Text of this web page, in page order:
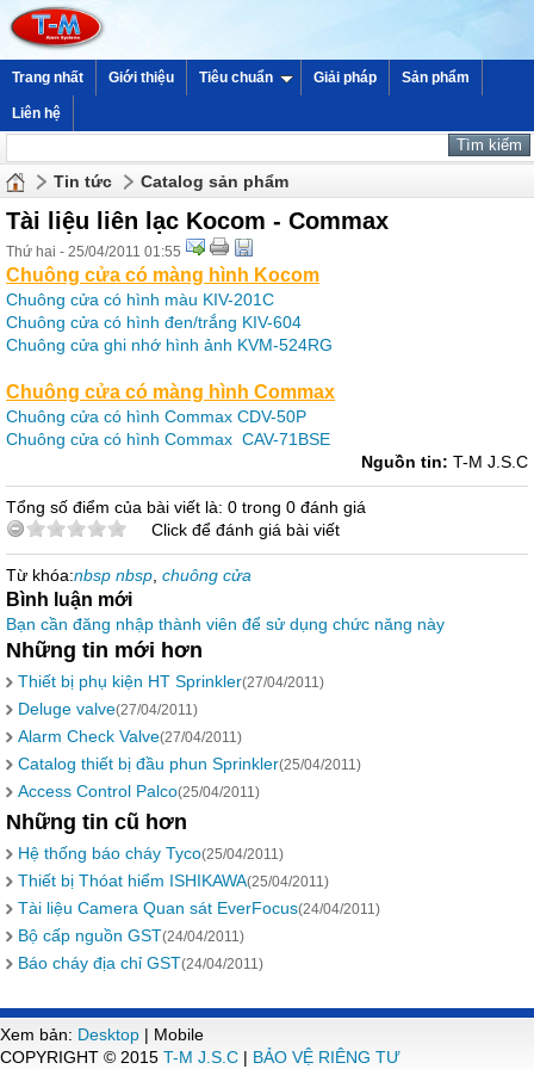
Trang nhất Giới thiệu Tiêu chuẩn Giải pháp Sản phẩm
Liên hệ
Tin tức Catalog sản phẩm
Tài liệu liên lạc Kocom - Commax
Thứ hai - 25/04/2011 01:55
Chuông cửa có màng hình Kocom
Chuông cửa có hình màu KIV-201C
Chuông cửa có hình đen/trắng KIV-604
Chuông cửa ghi nhớ hình ảnh KVM-524RG
Chuông cửa có màng hình Commax
Chuông cửa có hình Commax CDV-50P
Chuông cửa có hình Commax CAV-71BSE
Nguồn tin: T-M J.S.C
Tổng số điểm của bài viết là: 0 trong 0 đánh giá
Click để đánh giá bài viết
Từ khóa:nbsp nbsp chuông cửa
Bình luận mới
Bạn cần đăng nhập thành viên để sử dụng chức năng này
Những tin mới hơn
Thiết bị phụ kiện HT Sprinkler(27/04/2011)
Deluge valve(27/04/2011)
Alarm Check Valve(27/04/2011)
Catalog thiết bị đầu phun Sprinkler(25/04/2011)
Access Control Palco(25/04/2011)
Những tin cũ hơn
Hệ thống báo cháy Tyco(25/04/2011)
Thiết bị Thóat hiểm ISHIKAWA(25/04/2011)
Tài liệu Camera Quan sát EverFocus(24/04/2011)
Bộ cấp nguồn GST(24/04/2011)
Báo cháy địa chỉ GST(24/04/2011)
Xem bản: Desktop | Mobile
COPYRIGHT © 2015 T-M J.S.C | BẢO VỆ RIÊNG TƯ